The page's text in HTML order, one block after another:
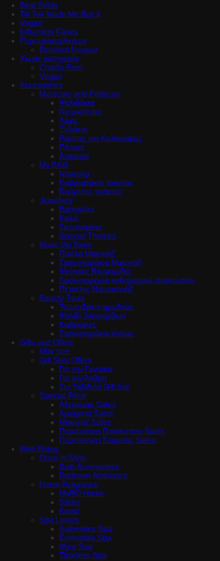
Best Seller
Tik Tok Made Me Buy It
Vegan
Influencer Faves
Περιποίηση Άκρων
Βερνίκια Νυχιών
Χωρίς κατηγορία
Cruelty Free
Vegan
Accessories
Manicure and Pedicure
Ψαλιδάκια
Νυχοκόπτες
Λίμες
Ξυλάκια
Ράσπες και Καλοκόφτες
Πένσες
Διάφορα
My BAG
Νεσεσέρ
Καθρεφτάκια τσάντας
Βούρτσες τσάντας
Jewellery
Βραχιόλια
Κολιέ
Σκουλαρίκια
Special Themes
Make Up Tools
Πινέλα Μακιγιάζ
Σφουγγαράκια Μακιγιάζ
Ψεύτικες Βλεφαρίδες
Σφουγγαράκια καθαρισμού προσώπου
Πετσέτες Ντεμακιγιάζ
Beauty Tools
Τσιμπιδάκια φρυδιών
Ψαλίδι βλεφαρίδων
Καθρέφτες
Σφουγγαράκια konjac
Gifts and Offers
Mini size
Gift Sets Offers
Για την Γυναίκα
Για τον Άνδρα
Σετ Ταξιδιού Gift Set
Special Price
Αξεσουάρ Sales
Αρώματα Sales
Μακιγιάζ Sales
Περιποίηση Προσώπου Sales
Περιποίηση Σώματος Sales
Well-Being
Deco in Style
Bath Accessories
Bedroom Ambiance
Home Fragrance
MyRO Home
Sticks
Κεριά
Spa Lovers
Authentics Spa
Essentials Spa
Myro Spa
Timeless Spa